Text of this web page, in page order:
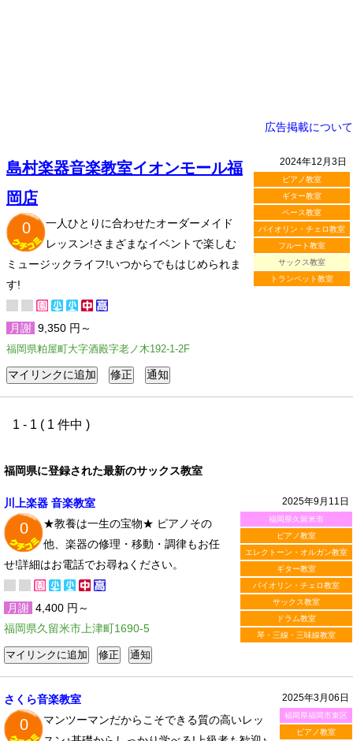
広告掲載について
2024年12月3日
ピアノ教室
ギター教室
ベース教室
バイオリン・チェロ教室
フルート教室
サックス教室
トランペット教室
島村楽器音楽教室イオンモール福
岡店
0
一人ひとりに合わせたオーダーメイド
レッスン!さまざまなイベントで楽しむ
ミュージックライフ!いつからでもはじめられま
す!
月謝 9,350 円～
福岡県粕屋町大字酒殿字老ノ木192-1-2F
1 - 1 ( 1 件中 )
福岡県に登録された最新のサックス教室
2025年9月11日
福岡県久留米市
ピアノ教室
エレクトーン・オルガン教室
ギター教室
バイオリン・チェロ教室
サックス教室
ドラム教室
琴・三線・三味線教室
川上楽器 音楽教室
0
★教養は一生の宝物★ ピアノその
他、楽器の修理・移動・調律もお任
せ!詳細はお電話でお尋ねください。
月謝 4,400 円～
福岡県久留米市上津町1690-5
2025年3月06日
福岡県福岡市東区
ピアノ教室
さくら音楽教室
0
マンツーマンだからこそできる質の高いレッ